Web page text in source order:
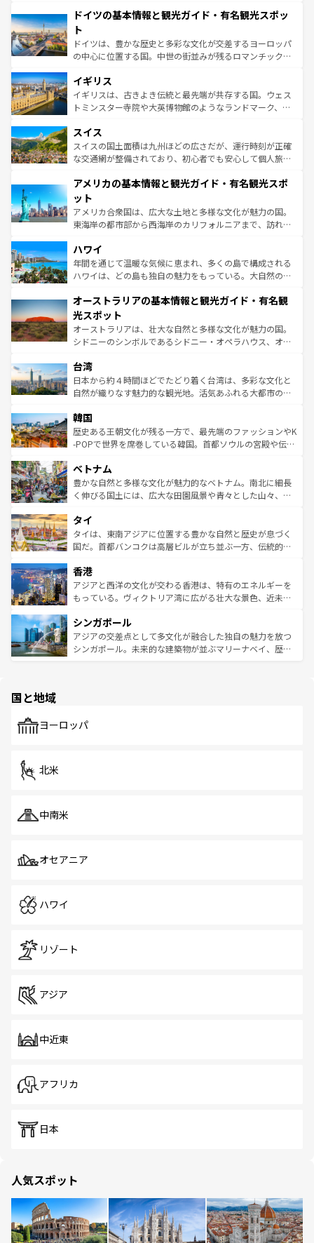
せる。地方によって風土や気候が異なるスペインはその個
ンテンツ一覧 を参照してほしい。
で、幅広い魅力が詰まっている。華麗な宮殿、歴史的な大
聖堂、美しいビーチ、そして豊かな自然が、訪れる者を心
から魅了する。また、フランスは美食の国としても知ら
れ、フランス料理はユネスコ無形文化遺産にも登録されて
香り高いラベンダー畑など、多彩な楽しみ方が可能だ。さ
らに、パリ以外の地域にも魅力が溢れており、どの街角に
も豊かな歴史と文化が息づいている。パリ以外の個性あふ
を参照してほしい。
ドイツの基本情報と観光ガイド・有名観光スポッ
ト
ドイツは、豊かな歴史と多彩な文化が交差するヨーロッパ
の中心に位置する国。中世の街並みが残るロマンチック街
顔を持つこの国は、どこを歩いても飽きることがない。ベ
ルリンの文化的活気、バイエルン州のアルプスの絶景、そ
してライン川沿いのワイン畑といった風景は必見。ビール
は、お酒好きな人にはぜひ体験してほしい。 なお、新着の
ドイツ情報はコンテンツ一覧を参照してほしい。
イギリス
イギリスは、古きよき伝統と最先端が共存する国。ウェス
トミンスター寺院や大英博物館のようなランドマーク、歴
リアごとに異なる魅力がある。また、優雅なアフタヌーン
ティー、ビール好きにはたまらない英国パブ、サッカー観
戦など、本場だからこそできる体験も豊富。イギリスを旅
ンツ一覧を参照してほしい。
スイス
スイスの国土面積は九州ほどの広さだが、運行時刻が正確
な交通網が整備されており、初心者でも安心して個人旅行
の建物がそのまま残る町や、スイスならではのユニークな
博物館もあり、アルプス観光だけでなく町歩きも満喫する
ことができる。国民の所得が高いため物価も高いが、旅行
者向けの交通パス提供のサービスもあり、うまく活用すれ
着のスイス情報は
アメリカの基本情報と観光ガイド・有名観光スポ
ット
アメリカ合衆国は、広大な土地と多様な文化が魅力の国。
東海岸の都市部から西海岸のカリフォルニアまで、訪れる
のような巨大都市は、観光、ショッピング、エンターテイ
ンメントが詰まった刺激的なスポットだ。一方、アメリカ
西部には大自然が広がり、グランドキャニオンやイエロー
部のニューオーリンズでは、音楽と美食が融合した独特の
文化が魅力。旅行者はアメリカの各地域で異なる魅力を楽
しみながら、その多様性と豊かな歴史を感じることができ
るだろう。車でのロードトリップや列車の旅も、アメリカ
情報は
ハワイ
年間を通じて温暖な気候に恵まれ、多くの島で構成される
ハワイは、どの島も独自の魅力をもっている。大自然の神
ワイ島は見逃せない。また、定番の観光地といえばオアフ
島だが、静かな自然を求めるならマウイ島やカウアイ島が
おすすめ。エメラルドグリーンに輝く海をはじめ、豊かな
文化や歴史が息づいている。「アロハスピリット」と呼ば
人々、おいしいローカルフードやハワイアンミュージッ
ク、伝統的なフラダンスなど、すべてがハワイの魅力を彩
っている。訪れるたびに新しい発見と感動が待っているハ
はコンテンツ一覧
オーストラリアの基本情報と観光ガイド・有名観
光スポット
オーストラリアは、壮大な自然と多様な文化が魅力の国。
シドニーのシンボルであるシドニー・オペラハウス、オー
リアリーフや大陸中央部にそびえるウルル（エアーズロッ
ク）、タスマニアの美しい原生林やケアンズの熱帯雨林な
ど、見どころがたくさん。また、カフェやワイン、オージ
いる。アクティビティも充実しており、サーフィンやダイ
ビング、ハイキングなど、アウトドア好きにはたまらな
い。オーストラリアの多彩な魅力を存分に味わいつくそ
参照してほしい。
台湾
日本から約４時間ほどでたどり着く台湾は、多彩な文化と
自然が織りなす魅力的な観光地。活気あふれる大都市の台
ン）、静ひつな山岳地帯である台湾東部など、都市の喧騒
と山間の静けさが共存しており、訪れる人に新しい発見と
驚きをもたらしてくれる。また、奥深い台湾の食文化も魅
容にもいいと評判のスイーツなど、バラエティ豊かな料理
が味わえる。 なお、新着の台湾情報は コンテンツ一覧を参
照してほしい。
韓国
歴史ある王朝文化が残る一方で、最先端のファッションやK
-POPで世界を席巻している韓国。首都ソウルの宮殿や伝統
き、地方に足を延ばせば四季折々の自然美を楽しむことが
できる。そして、キムチや焼肉、絶品のストリートフード
まで、さまざまな韓国料理が待っている。夜には、韓国な
リティに包まれながら、韓国の多彩な魅力を心ゆくまで味
わってみてほしい。 なお、新着の韓国情報はコンテンツ一
覧を参照してほしい。
ベトナム
豊かな自然と多様な文化が魅力的なベトナム。南北に細長
く伸びる国土には、広大な田園風景や青々とした山々、世
急速な発展と共に伝統が息づく。ハノイの古い町並みやホ
ーチミン市のフランス統治時代の建物も、独特の雰囲気を
醸し出している。また、バラエティの豊かさとおいしさで
とつ。フォーやバインミー、ベトナムコーヒーなどは、ぜ
ひ現地で味わいたい。どの地域を訪れてもあたたかい人々
が旅行者を迎えてくれるので、きっと忘れられない旅にな
参照してほしい。
タイ
タイは、東南アジアに位置する豊かな自然と歴史が息づく
国だ。首都バンコクは高層ビルが立ち並ぶ一方、伝統的な
の活気が交差している。北部ではチェンマイなどの山岳地
帯で自然と触れ合い、南部ではプーケットやクラビの美し
いビーチでリゾート気分を楽しむことができる。タイ料理
激する。気候は一年中温暖で、どの季節にも異なる楽しみ
が待っている。親しみやすいタイの人々、仏教を中心とし
た文化、そして多様な観光資源が、訪れる旅人を魅了し続
香港
アジアと西洋の文化が交わる香港は、特有のエネルギーを
もっている。ヴィクトリア湾に広がる壮大な景色、近未来
み、どこを訪れても感動するはず。観光スポットが密集し
ており、効率よく見どころを回れるのも魅力。息をのむよ
うな絶景から文化的な体験まで、香港を存分に楽しみ尽く
シンガポール
アジアの交差点として多文化が融合した独自の魅力を放つ
シンガポール。未来的な建築物が並ぶマリーナベイ、歴史
で、ホーカーズは地元の風情を楽しめる外せないスポット
国と地域
ヨーロッパ
北米
中南米
オセアニア
ハワイ
リゾート
アジア
中近東
アフリカ
日本
人気スポット